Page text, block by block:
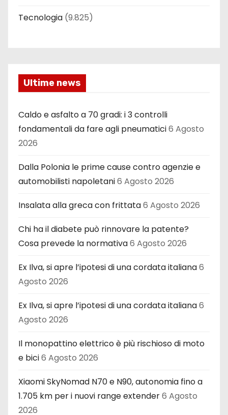
Tecnologia (9.825)
Ultime news
Caldo e asfalto a 70 gradi: i 3 controlli
fondamentali da fare agli pneumatici6 Agosto
2026
Dalla Polonia le prime cause contro agenzie e
automobilisti napoletani6 Agosto 2026
Insalata alla greca con frittata6 Agosto 2026
Chi ha il diabete può rinnovare la patente?
Cosa prevede la normativa6 Agosto 2026
Ex Ilva, si apre l’ipotesi di una cordata italiana6
Agosto 2026
Ex Ilva, si apre l’ipotesi di una cordata italiana6
Agosto 2026
Il monopattino elettrico è più rischioso di moto
e bici6 Agosto 2026
Xiaomi SkyNomad N70 e N90, autonomia fino a
1.705 km per i nuovi range extender6 Agosto
2026